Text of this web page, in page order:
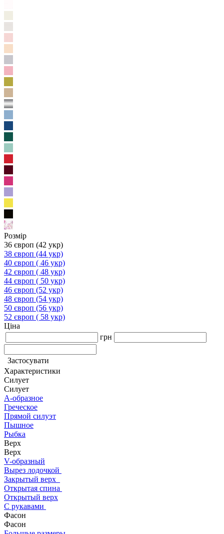
Розмір
36 європ (42 укр)
38 європ (44 укр)
40 європ ( 46 укр)
42 європ ( 48 укр)
44 європ ( 50 укр)
46 європ (52 укр)
48 європ (54 укр)
50 європ (56 укр)
52 європ ( 58 укр)
Ціна
грн
Застосувати
Характеристики
Силует
Силует
А-образное
Греческое
Прямой силуэт
Пышное
Рыбка
Верх
Верх
V-образный
Вырез лодочкой
Закрытый верх
Открытая спина
Открытый верх
С рукавами
Фасон
Фасон